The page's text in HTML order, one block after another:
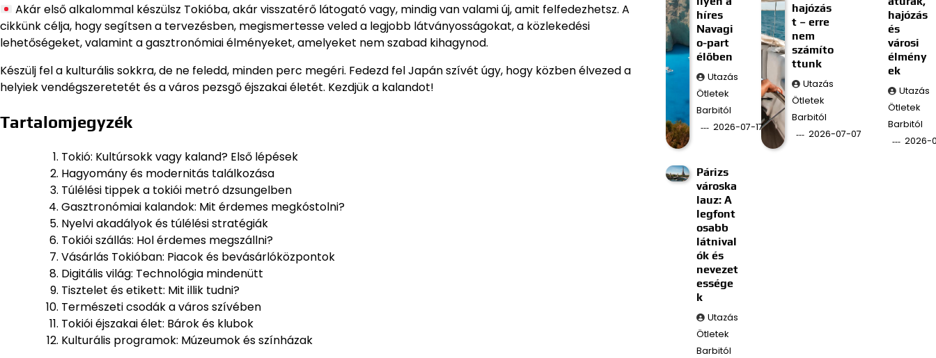
Akár első alkalommal készülsz Tokióba, akár visszatérő látogató vagy, mindig van valami új, amit felfedezhetsz. A
cikkünk célja, hogy segítsen a tervezésben, megismertesse veled a legjobb látványosságokat, a közlekedési
lehetőségeket, valamint a gasztronómiai élményeket, amelyeket nem szabad kihagynod.
Készülj fel a kulturális sokkra, de ne feledd, minden perc megéri. Fedezd fel Japán szívét úgy, hogy közben élvezed a
helyiek vendégszeretetét és a város pezsgő éjszakai életét. Kezdjük a kalandot!
Tartalomjegyzék
Tokió: Kultúrsokk vagy kaland? Első lépések
Hagyomány és modernitás találkozása
Túlélési tippek a tokiói metró dzsungelben
Gasztronómiai kalandok: Mit érdemes megkóstolni?
Nyelvi akadályok és túlélési stratégiák
Tokiói szállás: Hol érdemes megszállni?
Vásárlás Tokióban: Piacok és bevásárlóközpontok
Digitális világ: Technológia mindenütt
Tisztelet és etikett: Mit illik tudni?
Természeti csodák a város szívében
Tokiói éjszakai élet: Bárok és klubok
Kulturális programok: Múzeumok és színházak
híres
Navagi
o-part
élőben
Utazás
Ötletek
Barbitól
2026-07-17
hajózás
t – erre
nem
számíto
ttunk
Utazás
Ötletek
Barbitól
2026-07-07
hajózás
és
városi
élmény
ek
Utazás
Ötletek
Barbitól
2026-
Párizs
városka
lauz: A
legfont
osabb
látnival
ók és
nevezet
essége
k
Utazás
Ötletek
Barbitól